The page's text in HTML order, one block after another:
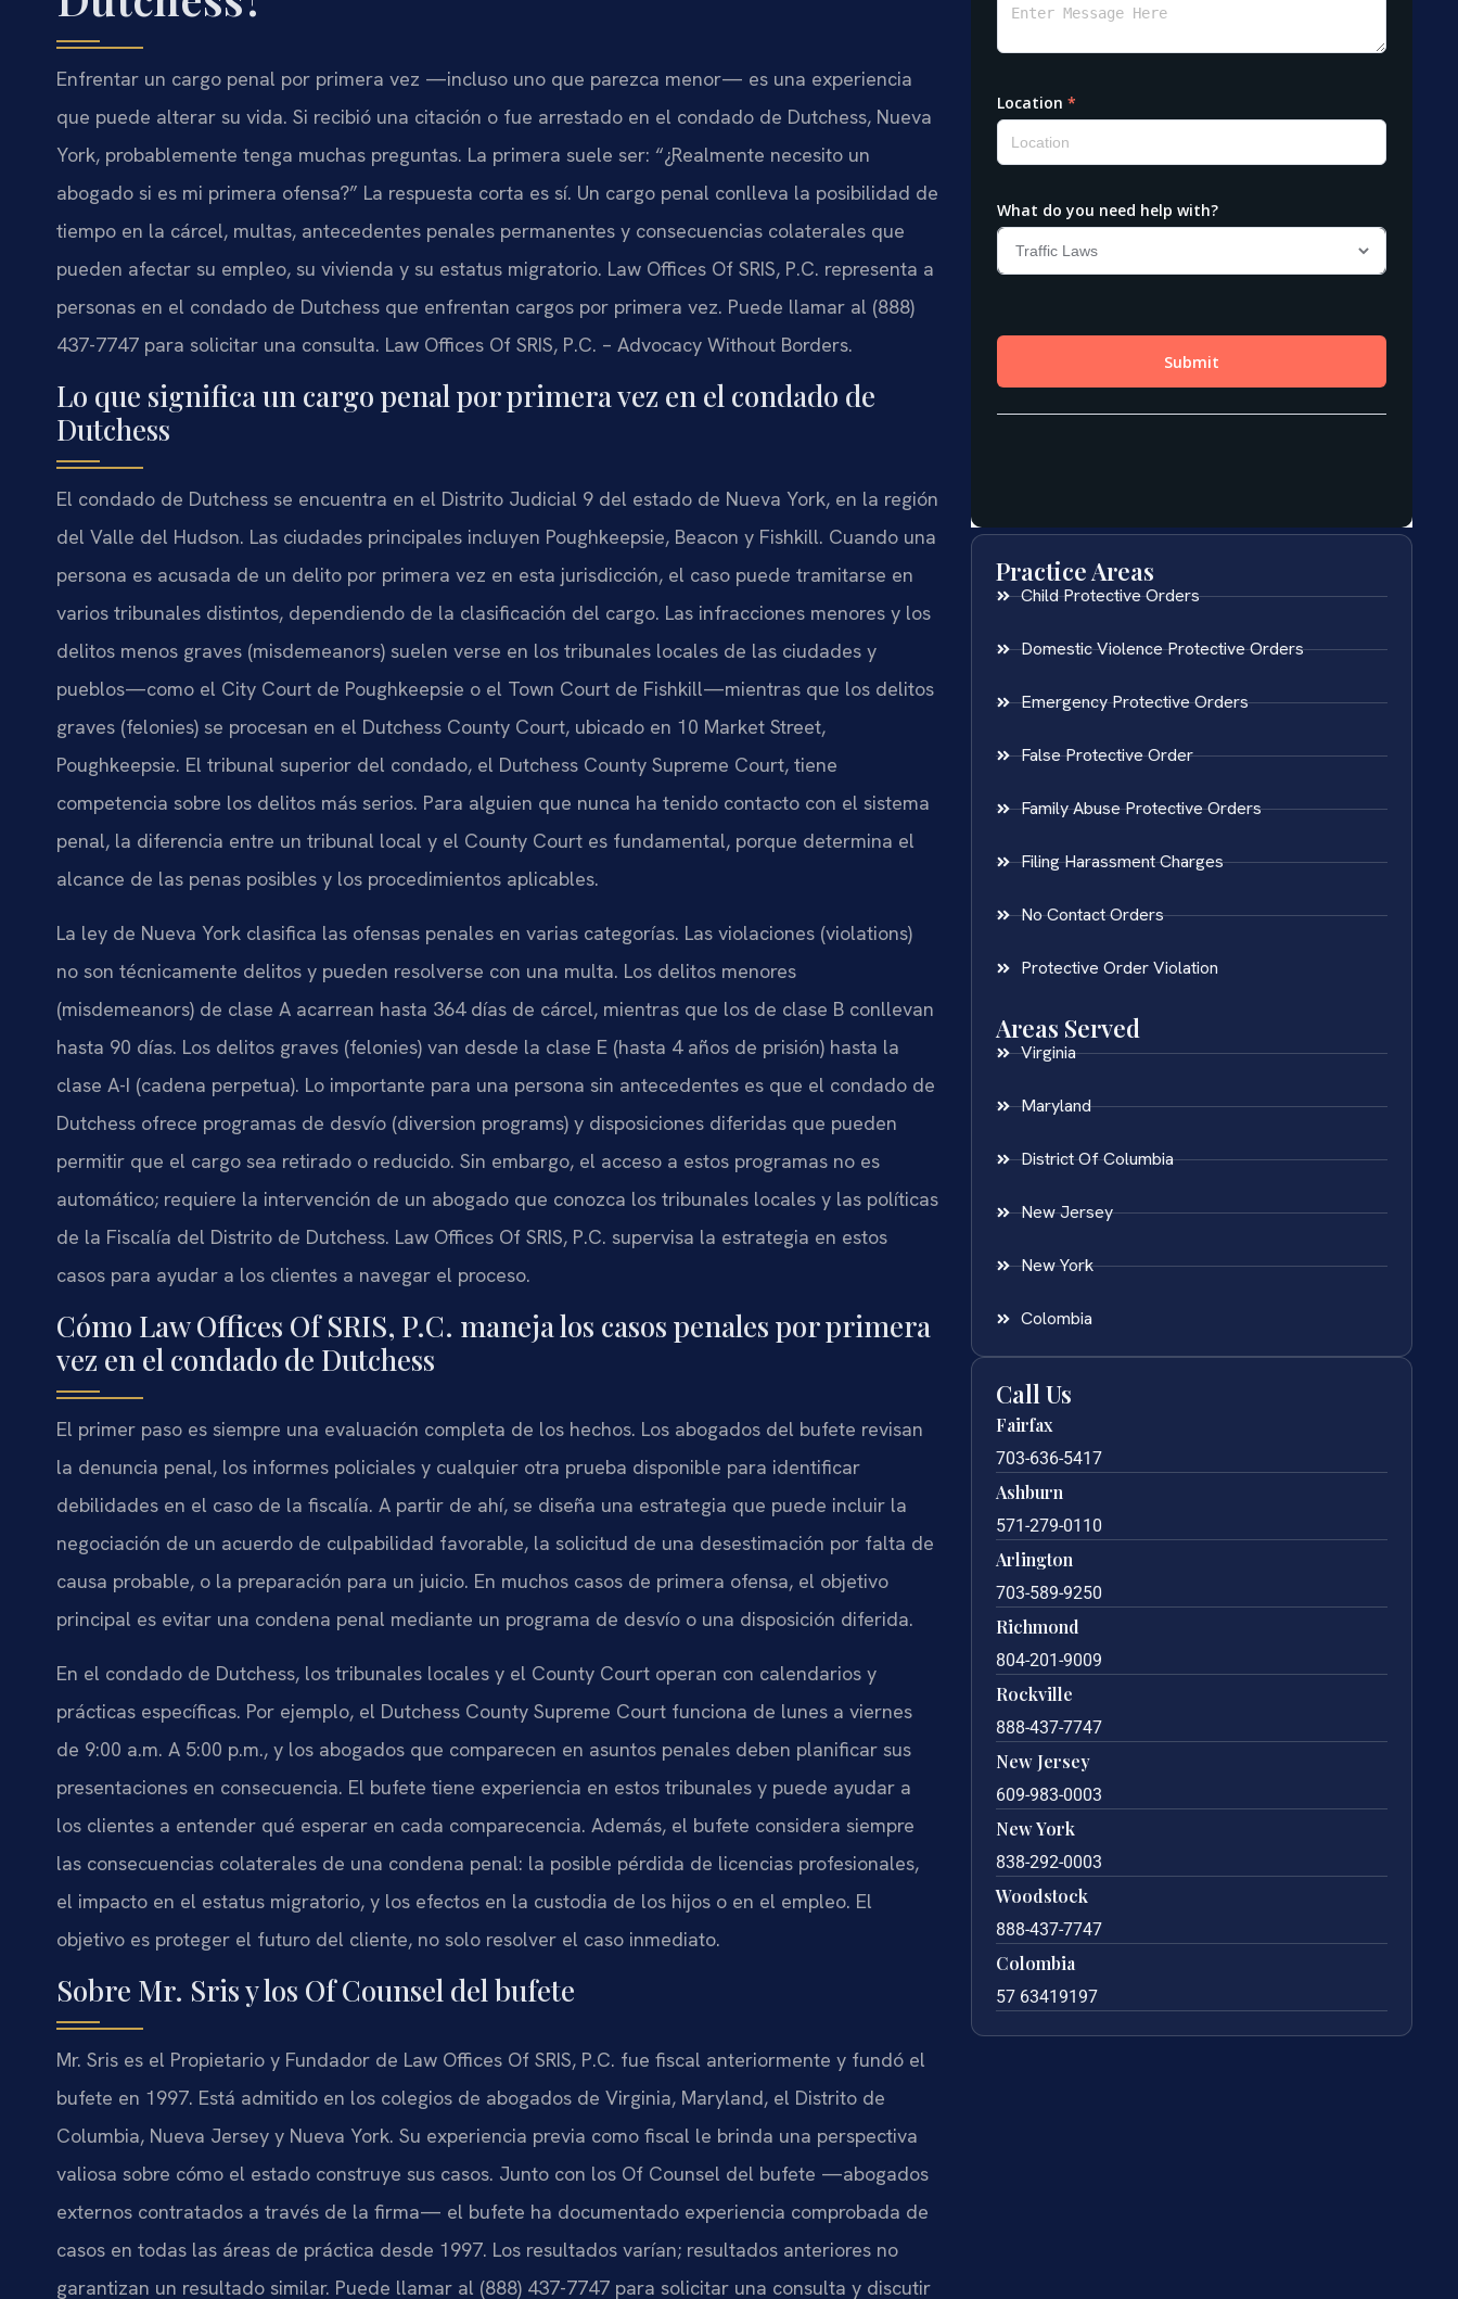
Enfrentar un cargo penal por primera vez —incluso uno que parezca menor— es una experiencia
que puede alterar su vida. Si recibió una citación o fue arrestado en el condado de Dutchess, Nueva
York, probablemente tenga muchas preguntas. La primera suele ser: “¿Realmente necesito un
abogado si es mi primera ofensa?” La respuesta corta es sí. Un cargo penal conlleva la posibilidad de
tiempo en la cárcel, multas, antecedentes penales permanentes y consecuencias colaterales que
pueden afectar su empleo, su vivienda y su estatus migratorio. Law Offices Of SRIS, P.C. representa a
personas en el condado de Dutchess que enfrentan cargos por primera vez. Puede llamar al (888)
437-7747 para solicitar una consulta. Law Offices Of SRIS, P.C. – Advocacy Without Borders.
Lo que significa un cargo penal por primera vez en el condado de
Dutchess
El condado de Dutchess se encuentra en el Distrito Judicial 9 del estado de Nueva York, en la región
del Valle del Hudson. Las ciudades principales incluyen Poughkeepsie, Beacon y Fishkill. Cuando una
persona es acusada de un delito por primera vez en esta jurisdicción, el caso puede tramitarse en
varios tribunales distintos, dependiendo de la clasificación del cargo. Las infracciones menores y los
delitos menos graves (misdemeanors) suelen verse en los tribunales locales de las ciudades y
pueblos—como el City Court de Poughkeepsie o el Town Court de Fishkill—mientras que los delitos
graves (felonies) se procesan en el Dutchess County Court, ubicado en 10 Market Street,
Poughkeepsie. El tribunal superior del condado, el Dutchess County Supreme Court, tiene
competencia sobre los delitos más serios. Para alguien que nunca ha tenido contacto con el sistema
penal, la diferencia entre un tribunal local y el County Court es fundamental, porque determina el
alcance de las penas posibles y los procedimientos aplicables.
La ley de Nueva York clasifica las ofensas penales en varias categorías. Las violaciones (violations)
no son técnicamente delitos y pueden resolverse con una multa. Los delitos menores
(misdemeanors) de clase A acarrean hasta 364 días de cárcel, mientras que los de clase B conllevan
hasta 90 días. Los delitos graves (felonies) van desde la clase E (hasta 4 años de prisión) hasta la
clase A-I (cadena perpetua). Lo importante para una persona sin antecedentes es que el condado de
Dutchess ofrece programas de desvío (diversion programs) y disposiciones diferidas que pueden
permitir que el cargo sea retirado o reducido. Sin embargo, el acceso a estos programas no es
automático; requiere la intervención de un abogado que conozca los tribunales locales y las políticas
de la Fiscalía del Distrito de Dutchess. Law Offices Of SRIS, P.C. supervisa la estrategia en estos
casos para ayudar a los clientes a navegar el proceso.
Cómo Law Offices Of SRIS, P.C. maneja los casos penales por primera
vez en el condado de Dutchess
El primer paso es siempre una evaluación completa de los hechos. Los abogados del bufete revisan
la denuncia penal, los informes policiales y cualquier otra prueba disponible para identificar
debilidades en el caso de la fiscalía. A partir de ahí, se diseña una estrategia que puede incluir la
negociación de un acuerdo de culpabilidad favorable, la solicitud de una desestimación por falta de
causa probable, o la preparación para un juicio. En muchos casos de primera ofensa, el objetivo
principal es evitar una condena penal mediante un programa de desvío o una disposición diferida.
En el condado de Dutchess, los tribunales locales y el County Court operan con calendarios y
prácticas específicas. Por ejemplo, el Dutchess County Supreme Court funciona de lunes a viernes
de 9:00 a.m. A 5:00 p.m., y los abogados que comparecen en asuntos penales deben planificar sus
presentaciones en consecuencia. El bufete tiene experiencia en estos tribunales y puede ayudar a
los clientes a entender qué esperar en cada comparecencia. Además, el bufete considera siempre
las consecuencias colaterales de una condena penal: la posible pérdida de licencias profesionales,
el impacto en el estatus migratorio, y los efectos en la custodia de los hijos o en el empleo. El
objetivo es proteger el futuro del cliente, no solo resolver el caso inmediato.
Sobre Mr. Sris y los Of Counsel del bufete
Mr. Sris es el Propietario y Fundador de Law Offices Of SRIS, P.C. fue fiscal anteriormente y fundó el
bufete en 1997. Está admitido en los colegios de abogados de Virginia, Maryland, el Distrito de
Columbia, Nueva Jersey y Nueva York. Su experiencia previa como fiscal le brinda una perspectiva
valiosa sobre cómo el estado construye sus casos. Junto con los Of Counsel del bufete —abogados
externos contratados a través de la firma— el bufete ha documentado experiencia comprobada de
casos en todas las áreas de práctica desde 1997. Los resultados varían; resultados anteriores no
garantizan un resultado similar. Puede llamar al (888) 437-7747 para solicitar una consulta y discutir
Practice Areas
Child Protective Orders
Domestic Violence Protective Orders
Emergency Protective Orders
False Protective Order
Family Abuse Protective Orders
Filing Harassment Charges
No Contact Orders
Protective Order Violation
Areas Served
Virginia
Maryland
District Of Columbia
New Jersey
New York
Colombia
Call Us
Fairfax
703-636-5417
Ashburn
571-279-0110
Arlington
703-589-9250
Richmond
804-201-9009
Rockville
888-437-7747
New Jersey
609-983-0003
New York
838-292-0003
Woodstock
888-437-7747
Colombia
57 63419197